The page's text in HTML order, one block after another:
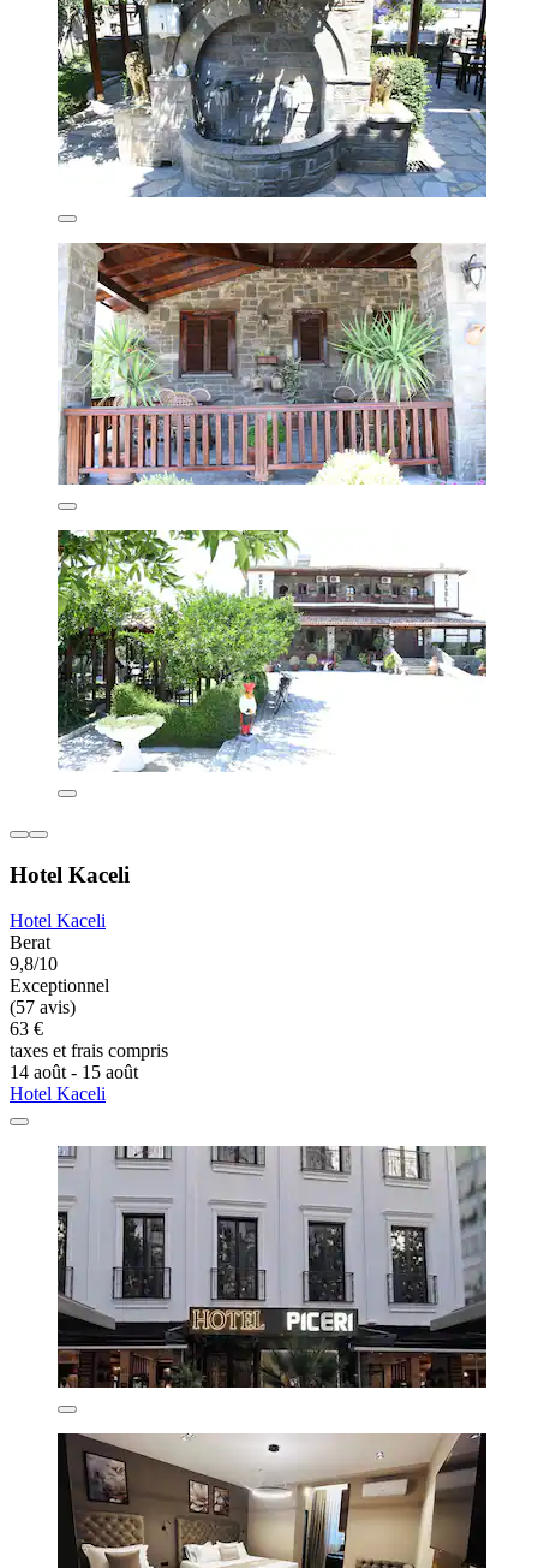
Hotel Kaceli
Hotel Kaceli
Berat
9,8/10
Exceptionnel
(57 avis)
63 €
taxes et frais compris
14 août - 15 août
Hotel Kaceli